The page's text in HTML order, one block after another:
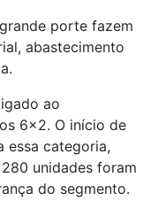
porte fazem
abastecimento
ao
6×2. O início de
essa categoria,
unidades foram
do segmento.